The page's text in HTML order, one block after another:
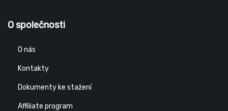
O společnosti
O nás
Kontakty
Dokumenty ke stažení
Affiliate program